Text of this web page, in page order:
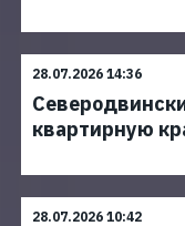
28.07.2026 14:36
квартирную
28.07.2026 10:42